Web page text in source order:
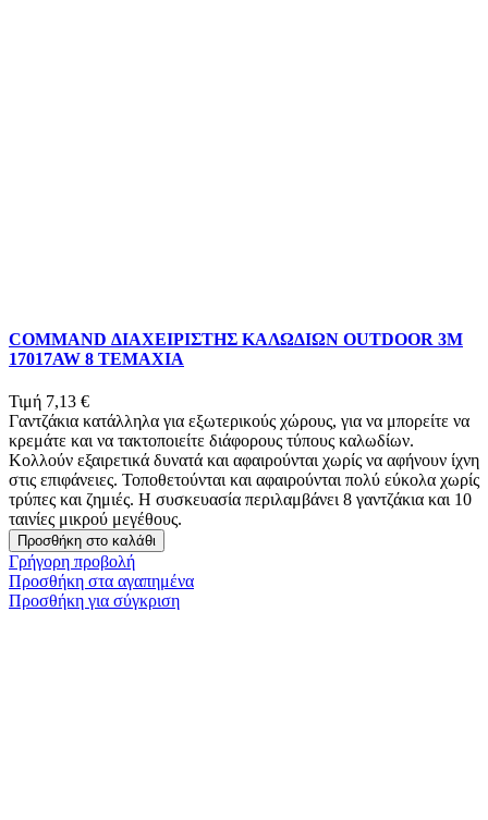
COMMAND ΔΙΑΧΕΙΡΙΣΤΗΣ ΚΑΛΩΔΙΩΝ OUTDOOR 3Μ
17017AW 8 ΤΕΜΑΧΙΑ
Τιμή 7,13 €
Γαντζάκια κατάλληλα για εξωτερικούς χώρους, για να μπορείτε να
κρεμάτε και να τακτοποιείτε διάφορους τύπους καλωδίων.
Κολλούν εξαιρετικά δυνατά και αφαιρούνται χωρίς να αφήνουν ίχνη
στις επιφάνειες. Τοποθετούνται και αφαιρούνται πολύ εύκολα χωρίς
τρύπες και ζημιές. Η συσκευασία περιλαμβάνει 8 γαντζάκια και 10
ταινίες μικρού μεγέθους.
Προσθήκη στο καλάθι
Γρήγορη προβολή
Προσθήκη στα αγαπημένα
Προσθήκη για σύγκριση